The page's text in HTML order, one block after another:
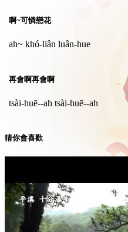
啊~可憐戀花
ah~ khó-liân luân-hue
再會啊再會啊
tsài-huē--ah tsài-huē--ah
猜你會喜歡